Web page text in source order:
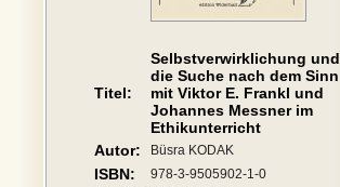
Titel:
Selbstverwirklichung und
die Suche nach dem Sinn
mit Viktor E. Frankl und
Johannes Messner im
Ethikunterricht
Autor:
Büsra KODAK
ISBN: 978-3-9505902-1-0